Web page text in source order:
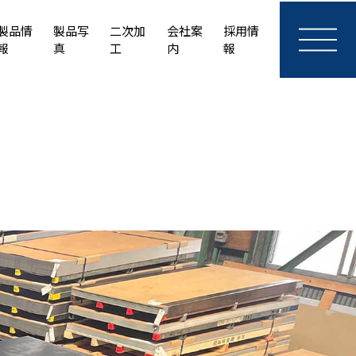
品情
製品写
真
二次加
工
会社案
内
採用情
報